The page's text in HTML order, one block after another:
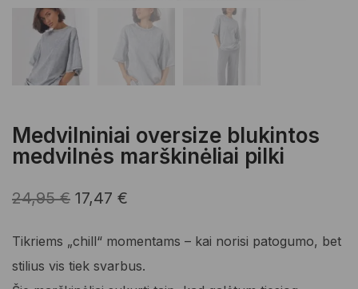
Medvilniniai oversize blukintos
medvilnės marškinėliai pilki
24,95€ Original
was:
17,47 €
Tikriems „chill“ momentams – kai norisi patogumo, bet
stilius vis tiek svarbus.